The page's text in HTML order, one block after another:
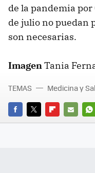
de la pandemia por
de julio no puedan
son necesarias.
ImagenTania
FACEBOOK
TWITTERFLIPBOARD
E-
TEMAS Medicina y